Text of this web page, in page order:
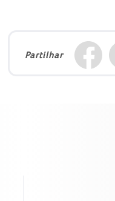
Partilhar